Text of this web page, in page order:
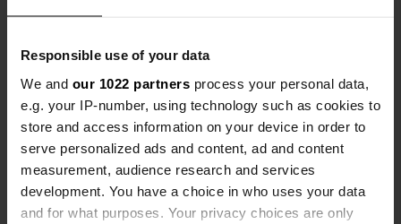
Responsible use of your data
We and our 1022 partners process your personal data,
e.g. your IP-number, using technology such as cookies to
store and access information on your device in order to
serve personalized ads and content, ad and content
measurement, audience research and services
development. You have a choice in who uses your data
and for what purposes. Your privacy choices are only
Contact
Emplacement